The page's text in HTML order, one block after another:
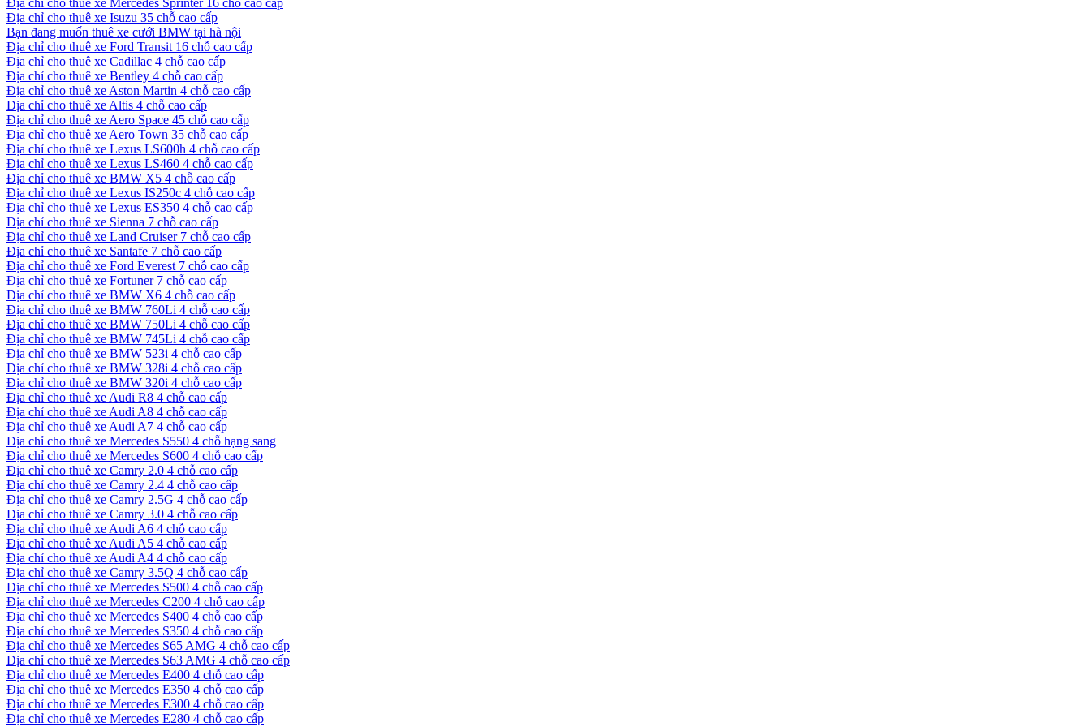
Địa chỉ cho thuê xe Mercedes Sprinter 16 chỗ cao cấp
Địa chỉ cho thuê xe Isuzu 35 chỗ cao cấp
Bạn đang muốn thuê xe cưới BMW tại hà nội
Địa chỉ cho thuê xe Ford Transit 16 chỗ cao cấp
Địa chỉ cho thuê xe Cadillac 4 chỗ cao cấp
Địa chỉ cho thuê xe Bentley 4 chỗ cao cấp
Địa chỉ cho thuê xe Aston Martin 4 chỗ cao cấp
Địa chỉ cho thuê xe Altis 4 chỗ cao cấp
Địa chỉ cho thuê xe Aero Space 45 chỗ cao cấp
Địa chỉ cho thuê xe Aero Town 35 chỗ cao cấp
Địa chỉ cho thuê xe Lexus LS600h 4 chỗ cao cấp
Địa chỉ cho thuê xe Lexus LS460 4 chỗ cao cấp
Địa chỉ cho thuê xe BMW X5 4 chỗ cao cấp
Địa chỉ cho thuê xe Lexus IS250c 4 chỗ cao cấp
Địa chỉ cho thuê xe Lexus ES350 4 chỗ cao cấp
Địa chỉ cho thuê xe Sienna 7 chỗ cao cấp
Địa chỉ cho thuê xe Land Cruiser 7 chỗ cao cấp
Địa chỉ cho thuê xe Santafe 7 chỗ cao cấp
Địa chỉ cho thuê xe Ford Everest 7 chỗ cao cấp
Địa chỉ cho thuê xe Fortuner 7 chỗ cao cấp
Địa chỉ cho thuê xe BMW X6 4 chỗ cao cấp
Địa chỉ cho thuê xe BMW 760Li 4 chỗ cao cấp
Địa chỉ cho thuê xe BMW 750Li 4 chỗ cao cấp
Địa chỉ cho thuê xe BMW 745Li 4 chỗ cao cấp
Địa chỉ cho thuê xe BMW 523i 4 chỗ cao cấp
Địa chỉ cho thuê xe BMW 328i 4 chỗ cao cấp
Địa chỉ cho thuê xe BMW 320i 4 chỗ cao cấp
Địa chỉ cho thuê xe Audi R8 4 chỗ cao cấp
Địa chỉ cho thuê xe Audi A8 4 chỗ cao cấp
Địa chỉ cho thuê xe Audi A7 4 chỗ cao cấp
Địa chỉ cho thuê xe Mercedes S550 4 chỗ hạng sang
Địa chỉ cho thuê xe Mercedes S600 4 chỗ cao cấp
Địa chỉ cho thuê xe Camry 2.0 4 chỗ cao cấp
Địa chỉ cho thuê xe Camry 2.4 4 chỗ cao cấp
Địa chỉ cho thuê xe Camry 2.5G 4 chỗ cao cấp
Địa chỉ cho thuê xe Camry 3.0 4 chỗ cao cấp
Địa chỉ cho thuê xe Audi A6 4 chỗ cao cấp
Địa chỉ cho thuê xe Audi A5 4 chỗ cao cấp
Địa chỉ cho thuê xe Audi A4 4 chỗ cao cấp
Địa chỉ cho thuê xe Camry 3.5Q 4 chỗ cao cấp
Địa chỉ cho thuê xe Mercedes S500 4 chỗ cao cấp
Địa chỉ cho thuê xe Mercedes C200 4 chỗ cao cấp
Địa chỉ cho thuê xe Mercedes S400 4 chỗ cao cấp
Địa chỉ cho thuê xe Mercedes S350 4 chỗ cao cấp
Địa chỉ cho thuê xe Mercedes S65 AMG 4 chỗ cao cấp
Địa chỉ cho thuê xe Mercedes S63 AMG 4 chỗ cao cấp
Địa chỉ cho thuê xe Mercedes E400 4 chỗ cao cấp
Địa chỉ cho thuê xe Mercedes E350 4 chỗ cao cấp
Địa chỉ cho thuê xe Mercedes E300 4 chỗ cao cấp
Địa chỉ cho thuê xe Mercedes E280 4 chỗ cao cấp